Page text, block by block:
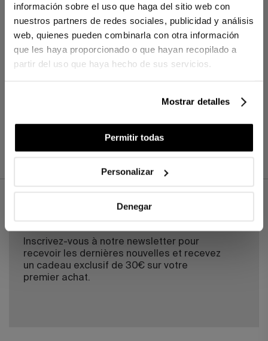
información sobre el uso que haga del sitio web con
nuestros partners de redes sociales, publicidad y análisis
web, quienes pueden combinarla con otra información
que les haya proporcionado o que hayan recopilado a
partir del uso que haya hecho de sus servicios.
Mostrar detalles
Permitir todas
Personalizar
Denegar
PLUS SUR DIFFUSEUR À
BÂTONNETS
BIENVENUE À BASSOLS
Inscrivez-vous à notre newsletter pour
recevoir les dernières nouvelles et recevez
un cadeau exclusif de 30€ sur votre
premier achat.